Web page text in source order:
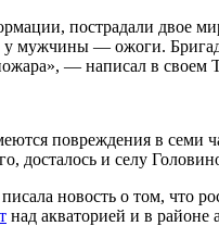
пострадали двое
мужчины — ожоги.
— написал в своем
повреждения в семи
досталось и селу
новость о том, что
над акваторией и в районе